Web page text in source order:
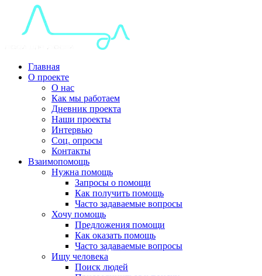
Главная
О проекте
О нас
Как мы работаем
Дневник проекта
Наши проекты
Интервью
Соц. опросы
Контакты
Взаимопомощь
Нужна помощь
Запросы о помощи
Как получить помощь
Часто задаваемые вопросы
Хочу помощь
Предложения помощи
Как оказать помощь
Часто задаваемые вопросы
Ищу человека
Поиск людей